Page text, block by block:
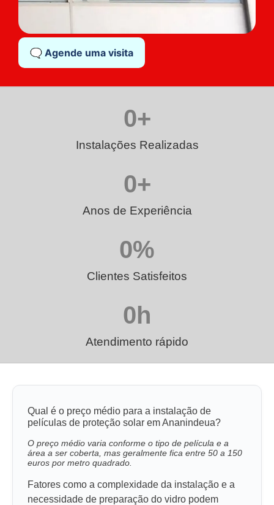
🗨️ Agende uma visita
Instalações Realizadas
0+
Anos de Experiência
0+
Clientes Satisfeitos
0%
Atendimento rápido
0h
Qual é o preço médio para a instalação de
películas de proteção solar em Ananindeua?
O preço médio varia conforme o tipo de película e a
área a ser coberta, mas geralmente fica entre 50 a 150
euros por metro quadrado.
Fatores como a complexidade da instalação e a
necessidade de preparação do vidro podem